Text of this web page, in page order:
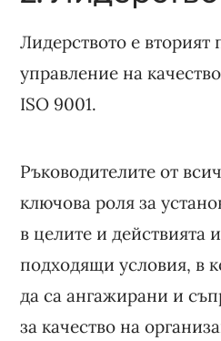
Лидерството е вторият
управление на
ISO 9001.
Ръководителите от
ключова роля за
в целите и действията
подходящи условия, в
да са ангажирани и
за качество на